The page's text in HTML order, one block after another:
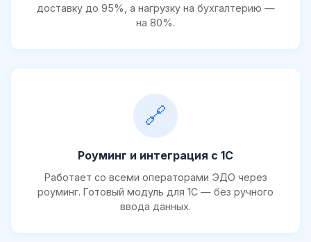
доставку до 95%, а нагрузку на бухгалтерию —
на 80%.
🔗
Роуминг и интеграция с 1С
Работает со всеми операторами ЭДО через
роуминг. Готовый модуль для 1С — без ручного
ввода данных.